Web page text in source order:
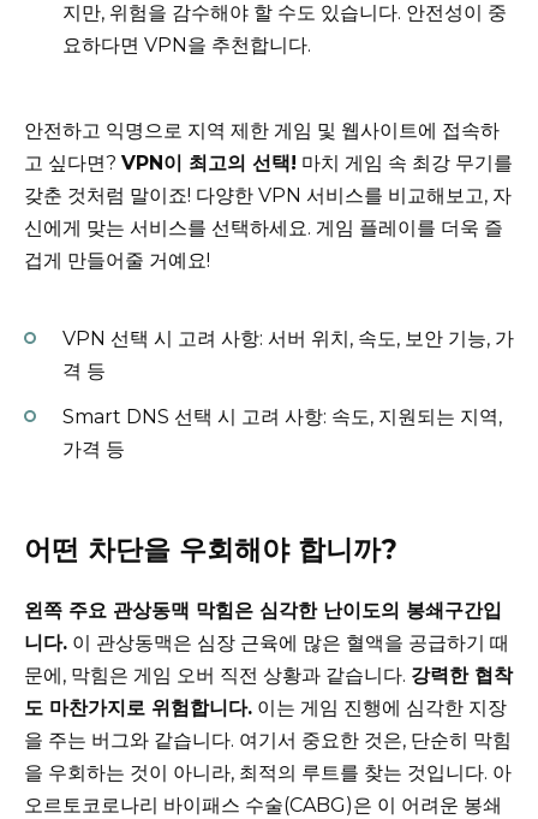
지만, 위험을 감수해야 할 수도 있습니다. 안전성이 중
요하다면 VPN을 추천합니다.
안전하고 익명으로 지역 제한 게임 및 웹사이트에 접속하
고 싶다면? VPN이 최고의 선택! 마치 게임 속 최강 무기를
갖춘 것처럼 말이죠! 다양한 VPN 서비스를 비교해보고, 자
신에게 맞는 서비스를 선택하세요. 게임 플레이를 더욱 즐
겁게 만들어줄 거예요!
VPN 선택 시 고려 사항: 서버 위치, 속도, 보안 기능, 가
격 등
Smart DNS 선택 시 고려 사항: 속도, 지원되는 지역,
가격 등
어떤 차단을 우회해야 합니까?
왼쪽 주요 관상동맥 막힘은 심각한 난이도의 봉쇄구간입
니다. 이 관상동맥은 심장 근육에 많은 혈액을 공급하기 때
문에, 막힘은 게임 오버 직전 상황과 같습니다. 강력한 협착
도 마찬가지로 위험합니다. 이는 게임 진행에 심각한 지장
을 주는 버그와 같습니다. 여기서 중요한 것은, 단순히 막힘
을 우회하는 것이 아니라, 최적의 루트를 찾는 것입니다. 아
오르토코로나리 바이패스 수술(CABG)은 이 어려운 봉쇄